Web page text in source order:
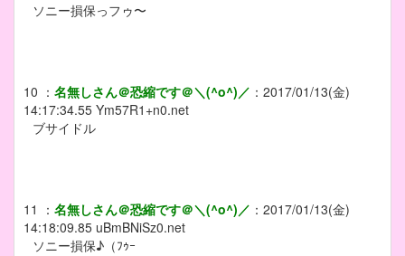
ソニー損保っフゥ〜
10 ： 名無しさん＠恐縮です＠＼(^o^)／ ： 2017/01/13(金)
14:17:34.55 Ym57R1+n0.net
ブサイドル
11 ： 名無しさん＠恐縮です＠＼(^o^)／ ： 2017/01/13(金)
14:18:09.85 uBmBNiSz0.net
ソニー損保♪（ﾌｩｰ